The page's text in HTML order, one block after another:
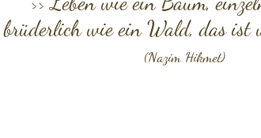
wie ein Wald, das ist
(Nazim Hikmet)